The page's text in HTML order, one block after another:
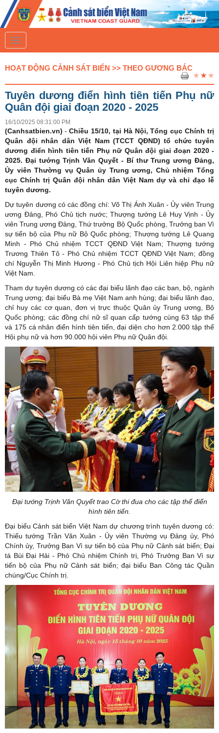
T
o
g
l
a
v
i
g
t
i
o
n
HOẠT ĐỘNG CẢNH SÁT BIỂN >> THEO GƯƠNG BÁC
Tuyên dương điển hình tiên tiến Phụ nữ
Quân đội giai đoạn 2020 - 2025
16/10/2025 08:31:00 PM
(Canhsatbien.vn) - Chiều 15/10, tại Hà Nội, Tổng cục Chính trị
Quân đội nhân dân Việt Nam (TCCT QĐND) tổ chức tuyên
dương điển hình tiên tiến Phụ nữ Quân đội giai đoạn 2020 -
2025. Đại tướng Trịnh Văn Quyết - Bí thư Trung ương Đảng,
Ủy viên Thường vụ Quân ủy Trung ương, Chủ nhiệm Tổng
cục Chính trị Quân đội nhân dân Việt Nam dự và chỉ đạo lễ
tuyên dương.
Dự tuyên dương có các đồng chí: Võ Thị Ánh Xuân - Ủy viên Trung
ương Đảng, Phó Chủ tịch nước; Thượng tướng Lê Huy Vịnh - Ủy
viên Trung ương Đảng, Thứ trưởng Bộ Quốc phòng, Trưởng ban Vì
sự tiến bộ của Phụ nữ Bộ Quốc phòng; Thượng tướng Lê Quang
Minh - Phó Chủ nhiệm TCCT QĐND Việt Nam; Thượng tướng
Trương Thiên Tô - Phó Chủ nhiệm TCCT QĐND Việt Nam; đồng
chí Nguyễn Thị Minh Hương - Phó Chủ tịch Hội Liên hiệp Phụ nữ
Việt Nam.
Tham dự tuyên dương có các đại biểu lãnh đạo các ban, bộ, ngành
Trung ương; đại biểu Bà mẹ Việt Nam anh hùng; đại biểu lãnh đạo,
chỉ huy các cơ quan, đơn vị trực thuộc Quân ủy Trung ương, Bộ
Quốc phòng; các đồng chí nữ sĩ quan cấp tướng cùng 63 tập thể
và 175 cá nhân điển hình tiên tiến, đại diện cho hơn 2.000 tập thể
Hội phụ nữ và hơn 90.000 hội viên Phụ nữ Quân đội.
Đại tướng Trịnh Văn Quyết trao Cờ thi đua cho các tập thể điển
hình tiên tiến.
Đại biểu Cảnh sát biển Việt Nam dự chương trình tuyên dương có:
Thiếu tướng Trần Văn Xuân - Ủy viên Thường vụ Đảng ủy, Phó
Chính ủy, Trưởng Ban Vì sự tiến bộ của Phụ nữ Cảnh sát biển; Đại
tá Bùi Đại Hải - Phó Chủ nhiệm Chính trị, Phó Trưởng Ban Vì sự
tiến bộ của Phụ nữ Cảnh sát biển; đại biểu Ban Công tác Quần
chúng/Cục Chính trị.